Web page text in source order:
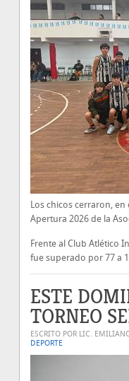
Los chicos cerraron,
Apertura 2026 de la
Frente al Club Atlético
fue superado por 77 a
ESTE
TORNEO
ESCRITO POR LIC.
DEPORTE